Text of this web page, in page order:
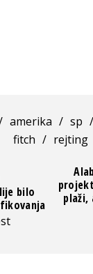
amerika / sp /
fitch / rejting
bilo
plaži,